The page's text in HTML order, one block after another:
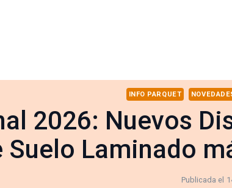
INFO PARQUET
2026: Nuevos
Suelo Laminado
Publicada el